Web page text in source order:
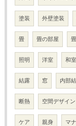
塗装 外壁塗装
畳 畳の部屋
照明 洋室 和
結露 窓 内部
断熱 空間デザイン
ケア 親身 マ